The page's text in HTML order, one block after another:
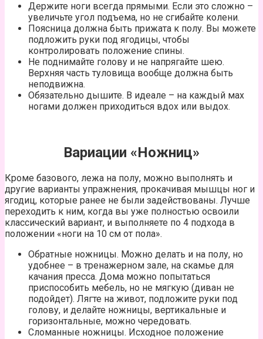
Держите ноги всегда прямыми. Если это сложно –
увеличьте угол подъема, но не сгибайте колени.
Поясница должна быть прижата к полу. Вы можете
подложить руки под ягодицы, чтобы
контролировать положение спины.
Не поднимайте голову и не напрягайте шею.
Верхняя часть туловища вообще должна быть
неподвижна.
Обязательно дышите. В идеале – на каждый мах
ногами должен приходиться вдох или выдох.
Вариации «Ножниц»
Кроме базового, лежа на полу, можно выполнять и
другие варианты упражнения, прокачивая мышцы ног и
ягодиц, которые ранее не были задействованы. Лучше
переходить к ним, когда вы уже полностью освоили
классический вариант, и выполняете по 4 подхода в
положении «ноги на 10 см от пола».
Обратные ножницы. Можно делать и на полу, но
удобнее – в тренажерном зале, на скамье для
качания пресса. Дома можно попытаться
приспособить мебель, но не мягкую (диван не
подойдет). Лягте на живот, подложите руки под
голову, и делайте ножницы, вертикальные и
горизонтальные, можно чередовать.
Сломанные ножницы. Исходное положение